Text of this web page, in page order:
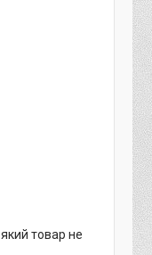
товар не